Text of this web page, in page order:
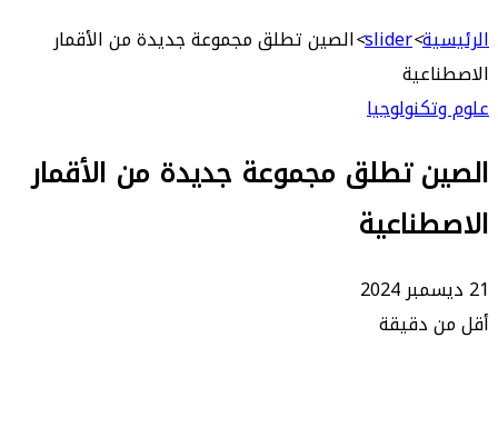
>
slider
>الصين تطلق مجموعة جديدة من الأقمار
تطلق مجموعة جديدة من الأقمار